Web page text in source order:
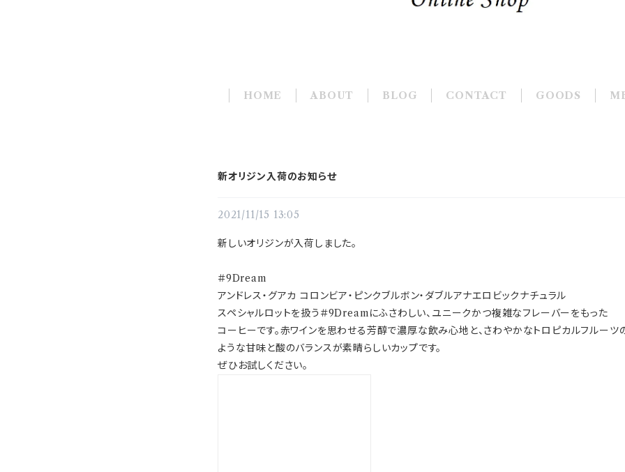
HOME ABOUT BLOG CONTACT GOODS
新オリジン入荷のお知らせ
2021/11/15 13:05
新しいオリジンが入荷しました。
＃9Dream
アンドレス・グアカ コロンビア・ピンクブルボン・ダブルアナエロビックナチュラル
スペシャルロットを扱う＃9Dreamにふさわしい、ユニークかつ複雑なフレーバーをもった
コーヒーです。赤ワインを思わせる芳醇で濃厚な飲み心地と、さわやかなトロピカルフルーツ
ような甘味と酸のバランスが素晴らしいカップです。
ぜひお試しください。